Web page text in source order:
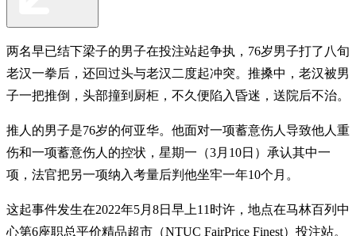
两名早已结下梁子的男子在投注站起争执，76岁男子打了八旬
老汉一拳后，还回过头与老汉二度起冲突。推搡中，老汉被男
子一把推倒，头部撞到厨柜，不久便陷入昏迷，送院后不治。
推人的男子是76岁的何亚华。他面对一项蓄意伤人导致他人重
伤和一项蓄意伤人的控状，星期一（3月10日）承认其中一
项，法官把另一项纳入考量后判他坐牢一年10个月。
这起事件发生在2022年5月8日早上11时许，地点在马林百列中
心第6座职总平价精品超市（NTUC FairPrice Finest）投注站。